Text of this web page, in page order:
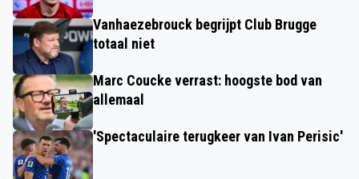
Vanhaezebrouck begrijpt Club Brugge
totaal niet
Marc Coucke verrast: hoogste bod van
allemaal
'Spectaculaire terugkeer van Ivan Perisic'